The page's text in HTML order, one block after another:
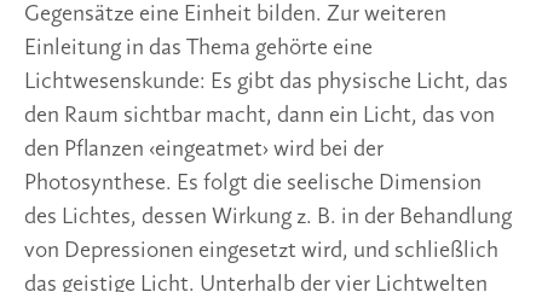
Gegensätze eine Einheit bilden. Zur weiteren
Einleitung in das Thema gehörte eine
Lichtwesenskunde: Es gibt das physische Licht, das
den Raum sichtbar macht, dann ein Licht, das von
den Pflanzen ‹eingeatmet› wird bei der
Photosynthese. Es folgt die seelische Dimension
des Lichtes, dessen Wirkung z. B. in der Behandlung
von Depressionen eingesetzt wird, und schließlich
das geistige Licht. Unterhalb der vier Lichtwelten